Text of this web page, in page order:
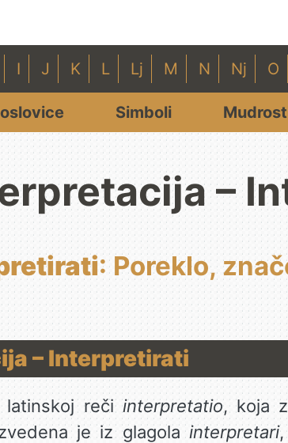
I J K L Lj M N Nj O
Simboli
–
: Poreklo,
– Interpretirati
latinskoj rečiinterpretatio, koja
je iz glagolainterpretari